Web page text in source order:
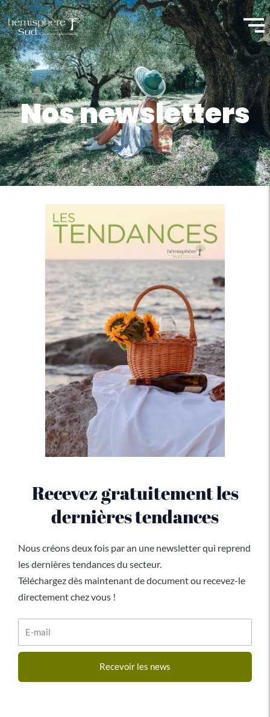
Nos newsletters
Recevez gratuitement les
dernières tendances
Nous créons deux fois par an une newsletter qui reprend
les dernières tendances du secteur.
Téléchargez dès maintenant de document ou recevez-le
directement chez vous !
Recevoir les news